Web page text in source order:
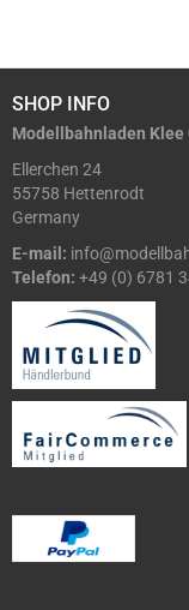
SHOP INFO
Modellbahnladen Klee
Ellerchen 24
55758 Hettenrodt
Germany
E-mail:
Telefon: +49 (0) 6781